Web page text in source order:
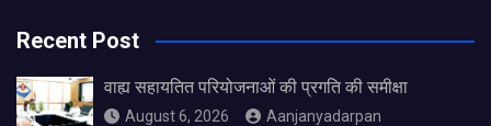
Recent Post
वाह्य सहायतित परियोजनाओं की प्रगति की समीक्षा
August 6, 2026 Aanjanyadarpan